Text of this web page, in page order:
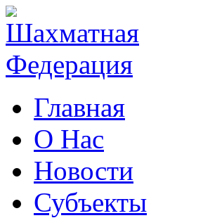
Главная
О Нас
Новости
Субъекты